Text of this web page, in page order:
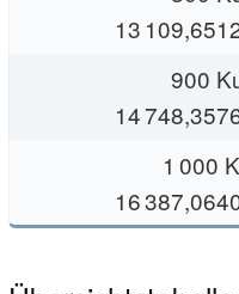
13
900
14
1 000
16